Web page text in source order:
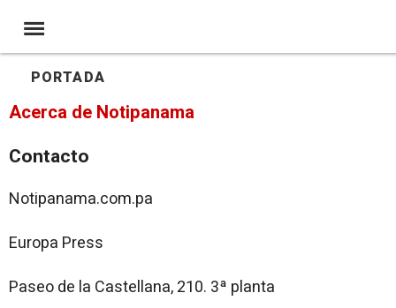
PORTADA
Acerca de Notipanama
Contacto
Notipanama.com.pa
Europa Press
Paseo de la Castellana, 210. 3ª planta